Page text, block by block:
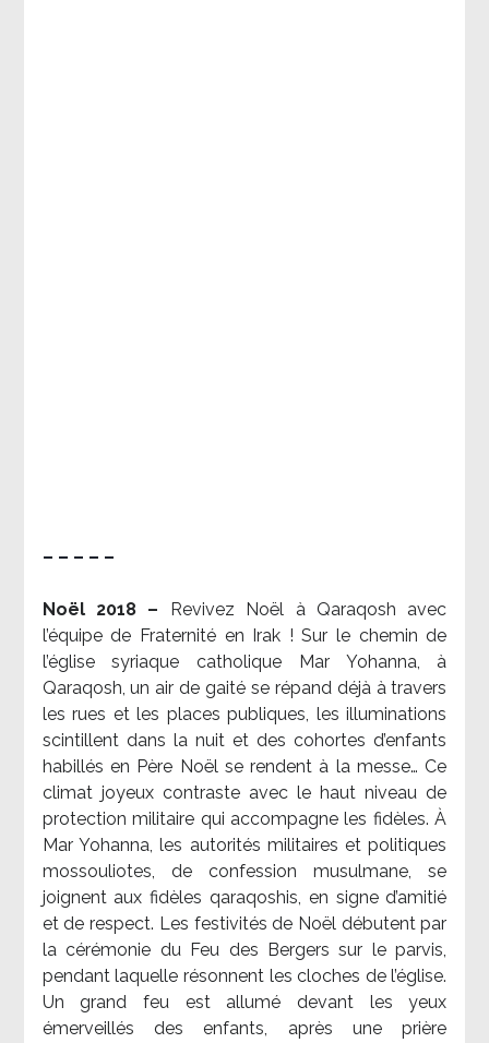
– – – – –
Noël 2018 – Revivez Noël à Qaraqosh avec
l’équipe de Fraternité en Irak ! Sur le chemin de
l’église syriaque catholique Mar Yohanna, à
Qaraqosh, un air de gaité se répand déjà à travers
les rues et les places publiques, les illuminations
scintillent dans la nuit et des cohortes d’enfants
habillés en Père Noël se rendent à la messe… Ce
climat joyeux contraste avec le haut niveau de
protection militaire qui accompagne les fidèles. À
Mar Yohanna, les autorités militaires et politiques
mossouliotes, de confession musulmane, se
joignent aux fidèles qaraqoshis, en signe d’amitié
et de respect. Les festivités de Noël débutent par
la cérémonie du Feu des Bergers sur le parvis,
pendant laquelle résonnent les cloches de l’église.
Un grand feu est allumé devant les yeux
émerveillés des enfants, après une prière